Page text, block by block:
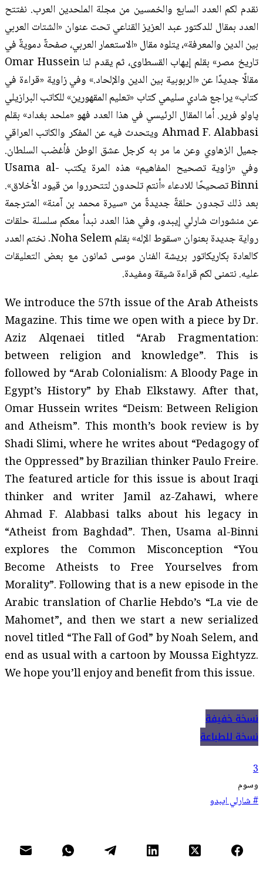
نقدم لكم العدد السابع والخمسين من مجلة الملحدين العرب. نفتتح
العدد بمقال للدكتور عبد العزيز القناعي تحت عنوان «الشتات العربي
بين الدين والمعرفة»، يتلوه مقال «الاستعمار العربي، صفحةٌ دمويةٌ في
تاريخ مصر» بقلم إيهاب القسطاوى، ثم يقدم لنا Omar Hussein
مقالًا جديدًا عن «الربوبية بين الدين والإلحاد.» وفي زاوية «قراءة في
كتاب» يراجع شادي سليمي كتاب «تعليم المقهورين» للكاتب البرازيلي
پاولو فرير. أما المقال الرئيسي في هذا العدد فهو «ملحد بغداد» بقلم
Ahmad F. Alabbasi ويتحدث فيه عن المفكر والكاتب العراقي
جميل الزهاوي وعن ما مر به كرجل عشق الوطن فأغضب السلطان.
وفي «زاوية تصحيح المفاهيم» هذه المرة يكتب Usama al-
Binni تصحيحًا للادعاء «أنتم تلحدون لتتحرروا من قيود الأخلاق».
بعد ذلك تجدون حلقةً جديدةً من «سيرة محمد بن آمنة» المترجمة
عن منشورات شارلي إيبدو، وفي هذا العدد نبدأ معكم سلسلة حلقات
رواية جديدة بعنوان «سقوط الإله» بقلم Noha Selem. نختم العدد
كالعادة بكاريكاتور بريشة الفنان موسى ثمانون مع بعض التعليقات
عليه. نتمنى لكم قراءة شيقة ومفيدة.
We introduce the 57th issue of the Arab Atheists
Magazine. This time we open with a piece by Dr.
Aziz Alqenaei titled “Arab Fragmentation:
between religion and knowledge”. This is
followed by “Arab Colonialism: A Bloody Page in
Egypt’s History” by Ehab Elkstawy. After that,
Omar Hussein writes “Deism: Between Religion
and Atheism”. This month’s book review is by
Shadi Slimi, where he writes about “Pedagogy of
the Oppressed” by Brazilian thinker Paulo Freire.
The featured article for this issue is about Iraqi
thinker and writer Jamil az-Zahawi, where
Ahmad F. Alabbasi talks about his legacy in
“Atheist from Baghdad”. Then, Usama al-Binni
explores the Common Misconception “You
Become Atheists to Free Yourselves from
Morality”. Following that is a new episode in the
Arabic translation of Charlie Hebdo’s “La vie de
Mahomet”, and then we start a new serialized
novel titled “The Fall of God” by Noah Selem, and
end as usual with a cartoon by Moussa Eightyzz.
We hope you’ll enjoy and benefit from this issue.
نسخة خفيفة
نسخة للطباعة
3
وسوم
#شارلي ايبدو